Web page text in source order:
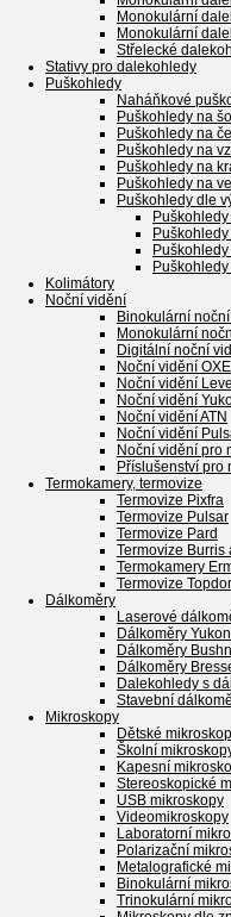
Monokulární
Monokulární
Střelecké
Stativy pro dalekohledy
Puškohledy
Naháňkové
Puškohledy na
Puškohledy na
Puškohledy na
Puškohledy na
Puškohledy na
Puškohledy dle
Kolimátory
Noční vidění
Binokulární
Monokulární
Digitální noční
Noční vidění OXE
Noční vidění
Noční vidění
Noční vidění ATN
Noční vidění
Noční vidění pro
Příslušenství pro
Termokamery, termovize
Termovize Pixfra
Termovize Pulsar
Termovize Pard
Termovize Burris
Termokamery
Termovize
Dálkoměry
Laserové
Dálkoměry
Dálkoměry
Dálkoměry
Dalekohledy s
Stavební
Mikroskopy
Dětské
Školní
Kapesní
Stereoskopické
USB mikroskopy
Videomikroskopy
Laboratorní
Polarizační
Metalografické
Binokulární
Trinokulární